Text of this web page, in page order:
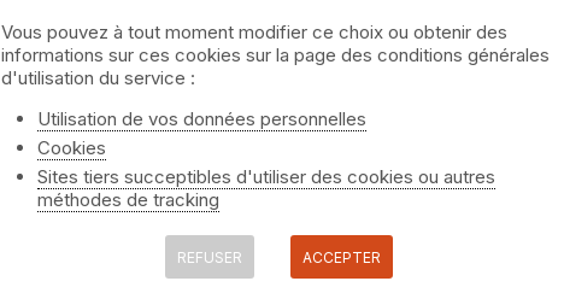
Vous pouvez à tout moment modifier ce choix ou obtenir des
informations sur ces cookies sur la page des conditions générales
d'utilisation du service :
Utilisation de vos données personnelles
Cookies
Sites tiers succeptibles d'utiliser des cookies ou autres
méthodes de tracking
REFUSER ACCEPTER